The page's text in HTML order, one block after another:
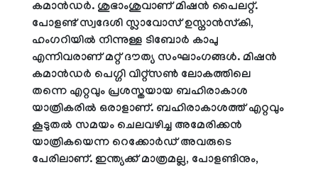
കമാൻഡർ. ശുഭാംശുവാണ് മിഷൻ പൈലറ്റ്.
പോളണ്ട് സ്വദേശി സ്ലാവോസ് ഉസ്നാൻസ്കി,
ഹംഗറിയിൽ നിന്നുള്ള ടിബോർ കാപു
എന്നിവരാണ് മറ്റ് ദൗത്യ സംഘാംഗങ്ങൾ. മിഷൻ
കമാൻഡർ പെഗ്ഗി വിറ്റ്സൺ ലോകത്തിലെ
തന്നെ എറ്റവും പ്രശസ്തയായ ബഹിരാകാശ
യാത്രികരിൽ ഒരാളാണ്. ബഹിരാകാശത്ത് എറ്റവും
കൂടുതൽ സമയം ചെലവഴിച്ച അമേരിക്കൻ
യാത്രികയെന്ന റെക്കോർഡ് അവരുടെ
പേരിലാണ്. ഇന്ത്യക്ക് മാത്രമല്ല, പോളണ്ടിനും,